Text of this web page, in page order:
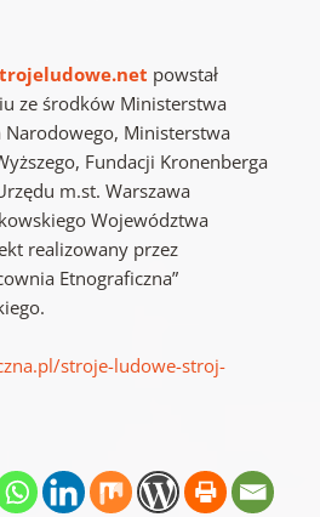
powstał
ze środków Ministerstwa
Ministerstwa
Fundacji Kronenberga
m.st. Warszawa
Województwa
realizowany przez
Etnograficzna”
stroje-ludowe-stroj-